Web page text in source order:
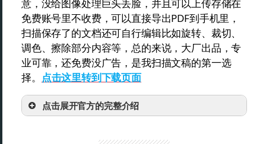
意，没给图像处理巨头丢脸，并且可以上传存储在
免费账号里不收费，可以直接导出PDF到手机里，
扫描保存了的文档还可自行编辑比如旋转、裁切、
调色、擦除部分内容等，总的来说，大厂出品，专
业可靠，还免费没广告，是我扫描文稿的第一选
择。 点击这里转到下载页面
点击展开官方的完整介绍